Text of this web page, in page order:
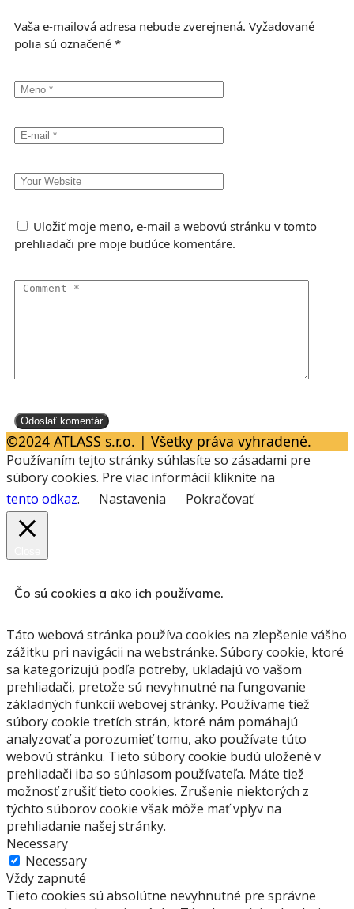
Vaša e-mailová adresa nebude zverejnená. Vyžadované
polia sú označené *
Uložiť moje meno, e-mail a webovú stránku v tomto
prehliadači pre moje budúce komentáre.
©2024 ATLASS s.r.o. | Všetky práva vyhradené.
Používaním tejto stránky súhlasíte so zásadami pre
súbory cookies. Pre viac informácií kliknite na
tento odkaz. Nastavenia Pokračovať
Čo sú cookies a ako ich používame.
Táto webová stránka používa cookies na zlepšenie vášho
zážitku pri navigácii na webstránke. Súbory cookie, ktoré
sa kategorizujú podľa potreby, ukladajú vo vašom
prehliadači, pretože sú nevyhnutné na fungovanie
základných funkcií webovej stránky. Používame tiež
súbory cookie tretích strán, ktoré nám pomáhajú
analyzovať a porozumieť tomu, ako používate túto
webovú stránku. Tieto súbory cookie budú uložené v
prehliadači iba so súhlasom používateľa. Máte tiež
možnosť zrušiť tieto cookies. Zrušenie niektorých z
týchto súborov cookie však môže mať vplyv na
prehliadanie našej stránky.
Necessary
Necessary
Vždy zapnuté
Tieto cookies sú absolútne nevyhnutné pre správne